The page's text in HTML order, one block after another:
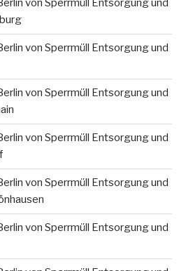
von Sperrmüll Entsorgung und
von Sperrmüll Entsorgung und
von Sperrmüll Entsorgung und
von Sperrmüll Entsorgung und
von Sperrmüll Entsorgung und
von Sperrmüll Entsorgung und